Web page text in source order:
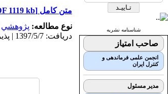
شناسنامه نشریه
صاحب امتیاز
انجمن علمی فرماندهی و
کنترل ایران
مدیر مسئول
متن کامل [PDF 1119 kb]
نوع مطالعه: پژوهشي
دریافت: 1397/5/7 | پذیرش: 1397/12/16 | انتشار: 1398/10/6